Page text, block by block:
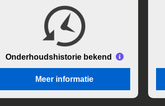
Onderhoudshistorie bekend
Meer informatie